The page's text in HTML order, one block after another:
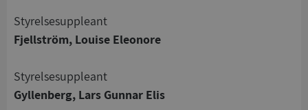
Styrelsesuppleant
Fjellström, Louise Eleonore
Styrelsesuppleant
Gyllenberg, Lars Gunnar Elis
Strikt nödvändigt
Funktioner
Oklassificerade
Strikt nödvändiga kakor tillåter
kärnwebbplatsfunktioner som användarinloggning
och kontohantering. Webbplatsen kan inte
användas ordentligt utan strikt nödvändiga cookies.